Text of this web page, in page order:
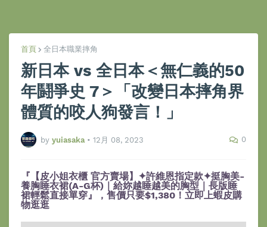
首頁 全日本職業摔角
新日本 vs 全日本＜無仁義的50
年鬪爭史 7＞「改變日本摔角界
體質的咬人狗發言！」
by yuiasaka • 12月 08, 2023 0
『【皮小姐衣櫃 官方賣場】✦許維恩指定款✦挺胸美-
養胸睡衣裙(A-G杯)｜給妳越睡越美的胸型｜長版睡
裙輕鬆直接單穿』，售價只要$1,380！立即上蝦皮購
物逛逛